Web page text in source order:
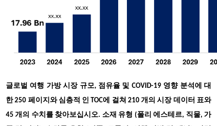
글로벌 여행 가방 시장 규모, 점유율 및 COVID-19 영향 분석에 대
한 250 페이지와 심층적 인 TOC에 걸쳐 210 개의 시장 데이터 표와
45 개의 수치를 찾아보십시오. 소재 유형 (폴리 에스테르, 직물, 가